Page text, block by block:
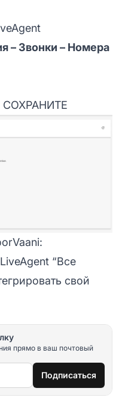
– Звонки – Номера
СОХРАНИТЕ
“Все
свой
прямо в ваш почтовый
Подписаться